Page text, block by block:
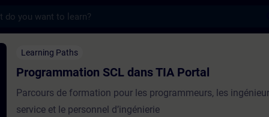
SCL dans TIA Portal - Entraînement -
Learning Paths
Programmation SCL dans TIA Portal
Parcours de formation pour les programmeurs, les
service et le personnel d’ingénierie